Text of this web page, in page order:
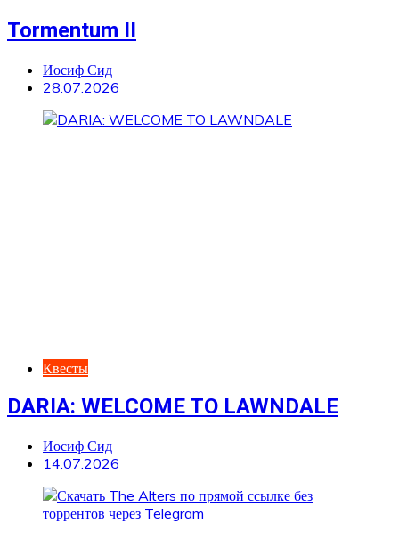
Tormentum II
Иосиф Сид
28.07.2026
Квесты
DARIA: WELCOME TO LAWNDALE
Иосиф Сид
14.07.2026